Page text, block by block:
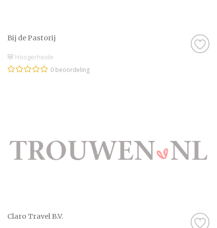
Bij de Pastorij
Hoogerheide
0 beoordeling
Claro Travel B.V.